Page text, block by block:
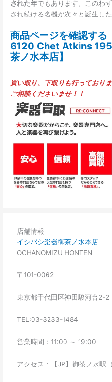
された年でもあります。このわ
され続ける名機が次々と誕生し
商品ページを確認する
6120 Chet Atkins
茶ノ水本店】
買い取り、下取りも行っており
ご相談くださいませ！！
店舗情報
イシバシ楽器御茶ノ水本店
OCHANOMIZU HONTEN
〒101-0062
東京都千代田区神田駿河台2-2
TEL:03-3233-1484
営業時間：11:00 ～ 19:00
アクセス：【JR】御茶ノ水駅（